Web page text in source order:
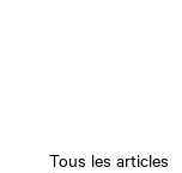
Tous les articles